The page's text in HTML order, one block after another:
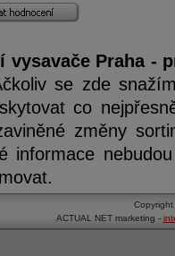
vysavače Praha -
se zde
co
změny
informace
ACTUAL NET marketing -